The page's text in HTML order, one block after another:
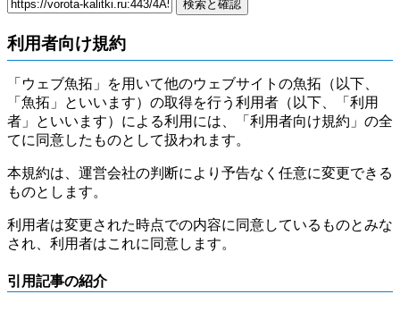
利用者向け規約
「ウェブ魚拓」を用いて他のウェブサイトの魚拓（以下、
「魚拓」といいます）の取得を行う利用者（以下、「利用
者」といいます）による利用には、「利用者向け規約」の全
てに同意したものとして扱われます。
本規約は、運営会社の判断により予告なく任意に変更できる
ものとします。
利用者は変更された時点での内容に同意しているものとみな
され、利用者はこれに同意します。
引用記事の紹介